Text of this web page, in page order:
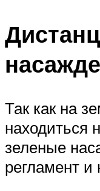
Так как на
находиться
зеленые
регламент и